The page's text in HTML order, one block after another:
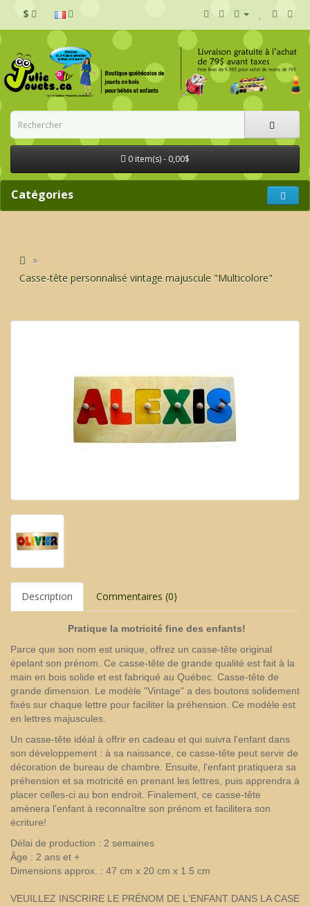
$
0 item(s) - 0,00$
Catégories
Casse-tête personnalisé vintage majuscule "Multicolore"
Description Commentaires (0)
Pratique la motricité fine des enfants!
Parce que son nom est unique, offrez un casse-tête original
épelant son prénom. Ce casse-tête de grande qualité est fait à la
main en bois solide et est fabriqué au Québec. Casse-tête de
grande dimension. Le modèle "Vintage" a des boutons solidement
fixés sur chaque lettre pour faciliter la préhension. Ce modèle est
en lettres majuscules.
Un casse-tête idéal à offrir en cadeau et qui suivra l'enfant dans
son développement : à sa naissance, ce casse-tête peut servir de
décoration de bureau de chambre. Ensuite, l'enfant pratiquera sa
préhension et sa motricité en prenant les lettres, puis apprendra à
placer celles-ci au bon endroit. Finalement, ce casse-tête
amènera l'enfant à reconnaître son prénom et facilitera son
écriture!
Délai de production : 2 semaines
Âge : 2 ans et +
Dimensions approx. : 47 cm x 20 cm x 1.5 cm
VEUILLEZ INSCRIRE LE PRÉNOM DE L'ENFANT DANS LA CASE